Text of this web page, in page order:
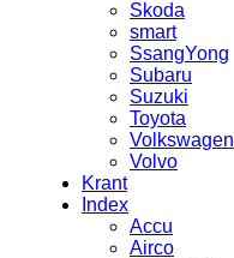
Skoda
smart
SsangYong
Subaru
Suzuki
Toyota
Volkswagen
Volvo
Krant
Index
Accu
Airco